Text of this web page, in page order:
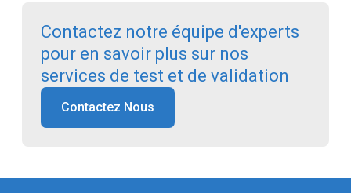
Contactez notre équipe d'experts
pour en savoir plus sur nos
services de test et de validation
Contactez Nous